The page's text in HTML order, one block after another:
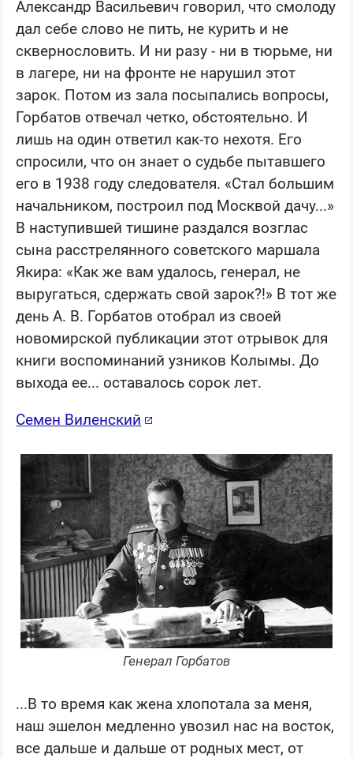
Александр Васильевич говорил, что смолоду
дал себе слово не пить, не курить и не
сквернословить. И ни разу - ни в тюрьме, ни
в лагере, ни на фронте не нарушил этот
зарок. Потом из зала посыпались вопросы,
Горбатов отвечал четко, обстоятельно. И
лишь на один ответил как-то нехотя. Его
спросили, что он знает о судьбе пытавшего
его в 1938 году следователя. «Стал большим
начальником, построил под Москвой дачу...»
В наступившей тишине раздался возглас
сына расстрелянного советского маршала
Якира: «Как же вам удалось, генерал, не
выругаться, сдержать свой зарок?!» В тот же
день А. В. Горбатов отобрал из своей
новомирской публикации этот отрывок для
книги воспоминаний узников Колымы. До
выхода ее... оставалось сорок лет.
Семен Виленский
Генерал Горбатов
...В то время как жена хлопотала за меня,
наш эшелон медленно увозил нас на восток,
все дальше и дальше от родных мест, от